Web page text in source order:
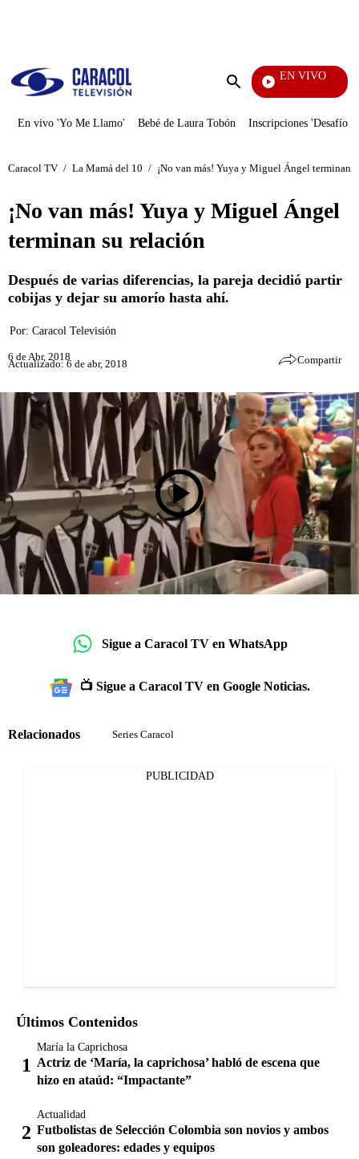
Enviar
EN VIVO
Televentas
En vivo 'Yo Me Llamo' Bebé de Laura Tobón Inscripciones 'Desafío'
Caracol TV / La Mamá del 10 / ¡No van más! Yuya y Miguel Ángel terminan
¡No van más! Yuya y Miguel Ángel
terminan su relación
Después de varias diferencias, la pareja decidió partir
cobijas y dejar su amorío hasta ahí.
Por: Caracol Televisión
6 de Abr, 2018
Actualizado: 6 de abr, 2018 Compartir
Sigue a Caracol TV en WhatsApp
📺 Sigue a Caracol TV en Google Noticias.
Relacionados Series Caracol
PUBLICIDAD
Últimos Contenidos
María la Caprichosa
Actriz de ‘María, la caprichosa’ habló de escena que
hizo en ataúd: “Impactante”
Actualidad
Futbolistas de Selección Colombia son novios y ambos
son goleadores: edades y equipos